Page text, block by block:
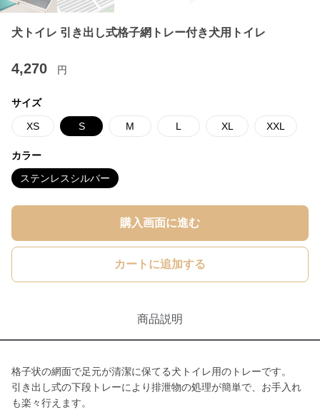
犬トイレ 引き出し式格子網トレー付き犬用トイレ
4,270 円
サイズ
XS S M L XL XXL
カラー
ステンレスシルバー
購入画面に進む
カートに追加する
商品説明
格子状の網面で足元が清潔に保てる犬トイレ用のトレーです。
引き出し式の下段トレーにより排泄物の処理が簡単で、お手入れ
も楽々行えます。